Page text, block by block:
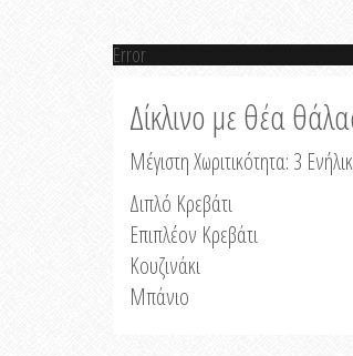
Error
Δίκλινο με θέα
Μέγιστη Χωριτικότητα: 3
Διπλό Κρεβάτι
Επιπλέον Κρεβάτι
Κουζινάκι
Μπάνιο